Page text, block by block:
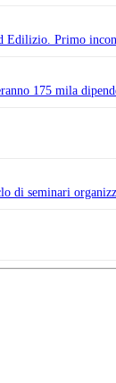
Edilizio. Primo
175 mila
di seminari